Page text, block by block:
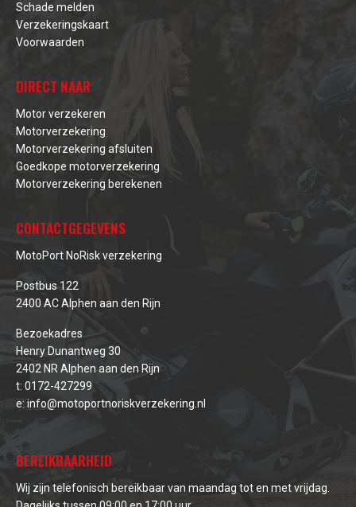
Schade melden
Verzekeringskaart
Voorwaarden
DIRECT NAAR
Motor verzekeren
Motorverzekering
Motorverzekering afsluiten
Goedkope motorverzekering
Motorverzekering berekenen
CONTACTGEGEVENS
MotoPort NoRisk verzekering
Postbus 122
2400 AC Alphen aan den Rijn
Bezoekadres
Henry Dunantweg 30
2402 NR Alphen aan den Rijn
t: 0172-427299
e: info@motoportnoriskverzekering.nl
BEREIKBAARHEID
Wij zijn telefonisch bereikbaar van maandag tot en met vrijdag.